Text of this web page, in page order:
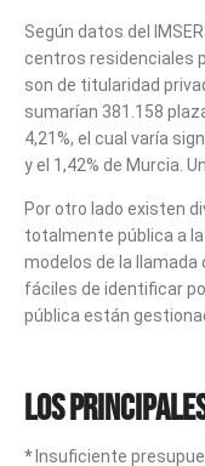
Según datos del
centros residenciales
son de titularidad
sumarían 381.158
4,21%, el cual varía
y el 1,42% de Murcia.
Por otro lado existen
totalmente pública a
modelos de la llamada
fáciles de identificar
pública están
Los
*Insuficiente